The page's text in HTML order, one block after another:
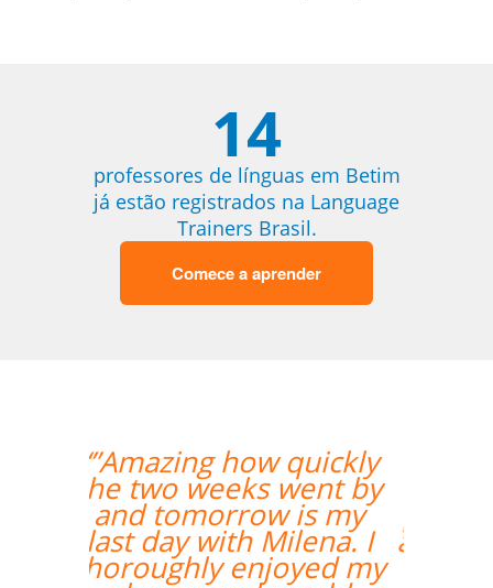
14
professores de línguas em Betim
já estão registrados na Language
Trainers Brasil.
Comece a aprender
“”As aulas foram
maravilhosas. O
professor foi ótimo e
atencioso e altamente
recomendado.””